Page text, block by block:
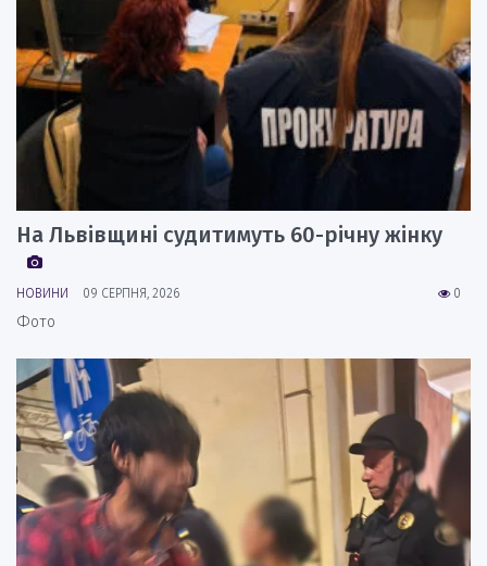
На Львівщині судитимуть 60-річну жінку
0
НОВИНИ 09 СЕРПНЯ, 2026
Фото